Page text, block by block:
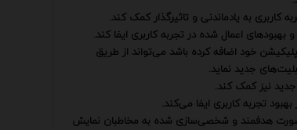
اعمال شده در تجربه کاربری ایفا کند.
خود اضافه کرده باشد می‌تواند از طریق
جدید نماید.
نیز کمک کند.
تجربه کاربری ایفا می‌کند.
هدفمند و شخصی‌سازی شده به مخاطبان نمایش